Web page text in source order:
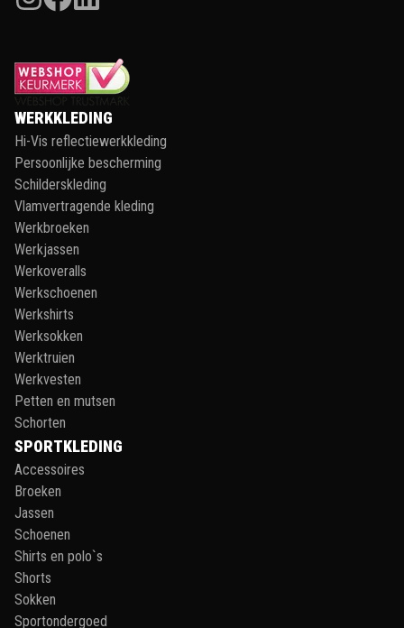
WERKKLEDING
Hi-Vis reflectiewerkkleding
Persoonlijke bescherming
Schilderskleding
Vlamvertragende kleding
Werkbroeken
Werkjassen
Werkoveralls
Werkschoenen
Werkshirts
Werksokken
Werktruien
Werkvesten
Petten en mutsen
Schorten
SPORTKLEDING
Accessoires
Broeken
Jassen
Schoenen
Shirts en polo`s
Shorts
Sokken
Sportondergoed